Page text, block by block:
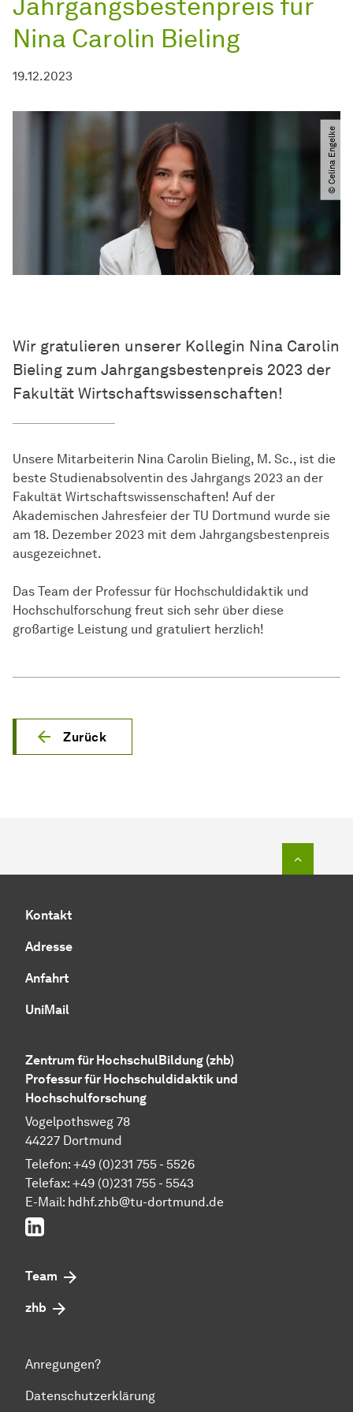
Nina Carolin Bieling
19.12.2023
© Celina Engelke
Wir gratulieren unserer Kollegin Nina Carolin
Bieling zum Jahrgangsbestenpreis 2023 der
Fakultät Wirtschaftswissenschaften!
Unsere Mitarbeiterin Nina Carolin Bieling, M. Sc., ist die
beste Studienabsolventin des Jahrgangs 2023 an der
Fakultät Wirtschaftswissenschaften! Auf der
Akademischen Jahresfeier der TU Dortmund wurde sie
am 18. Dezember 2023 mit dem Jahrgangsbestenpreis
ausgezeichnet.
Das Team der Professur für Hochschuldidaktik und
Hochschulforschung freut sich sehr über diese
großartige Leistung und gratuliert herzlich!
Zurück
Kontakt
Adresse
Anfahrt
UniMail
Zentrum für HochschulBildung (zhb)
Professur für Hochschuldidaktik und
Hochschulforschung
Vogelpothsweg 78
44227 Dortmund
Telefon: +49 (0)231 755 - 5526
Telefax: +49 (0)231 755 - 5543
E-Mail: hdhf.zhb@tu-dortmund.de
LinkedIn
Team
zhb
Anregungen?
Datenschutzerklärung